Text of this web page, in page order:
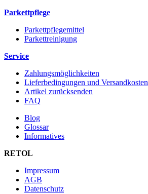
Parkettpflege
Parkettpflegemittel
Parkettreinigung
Service
Zahlungsmöglichkeiten
Lieferbedingungen und Versandkosten
Artikel zurücksenden
FAQ
Blog
Glossar
Informatives
RETOL
Impressum
AGB
Datenschutz